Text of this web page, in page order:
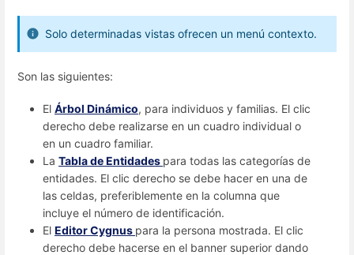
Solo determinadas vistas ofrecen un menú contexto.
Son las siguientes:
El Árbol Dinámico, para individuos y familias. El clic
derecho debe realizarse en un cuadro individual o
en un cuadro familiar.
La Tabla de Entidades para todas las categorías de
entidades. El clic derecho se debe hacer en una de
las celdas, preferiblemente en la columna que
incluye el número de identificación.
El Editor Cygnus para la persona mostrada. El clic
derecho debe hacerse en el banner superior dando